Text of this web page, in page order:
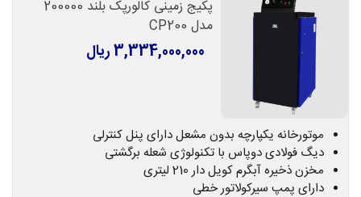
پکیج زمینی کالورپک بلند 200000
مدل CP200
3,334,000,000 ریال
موتورخانه یکپارچه بدون مشعل دارای پنل کنترلی
دیگ فولادی دوپاس با تکنولوژی شعله برگشتی
مخزن ذخیره آبگرم کویل دار 210 لیتری
دارای پمپ سیرکولاتور خطی